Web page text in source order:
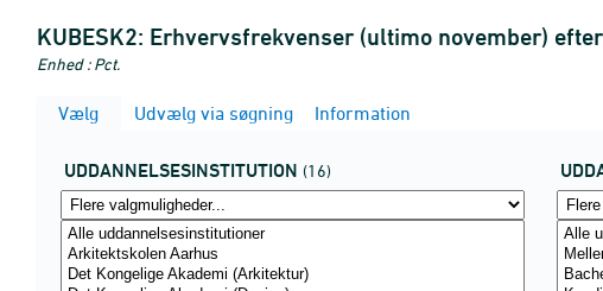
KUBESK2: Erhvervsfrekvenser (ultimo november)
Enhed : Pct.
Vælg Udvælg via søgning Information
UDDANNELSESINSTITUTION (16)